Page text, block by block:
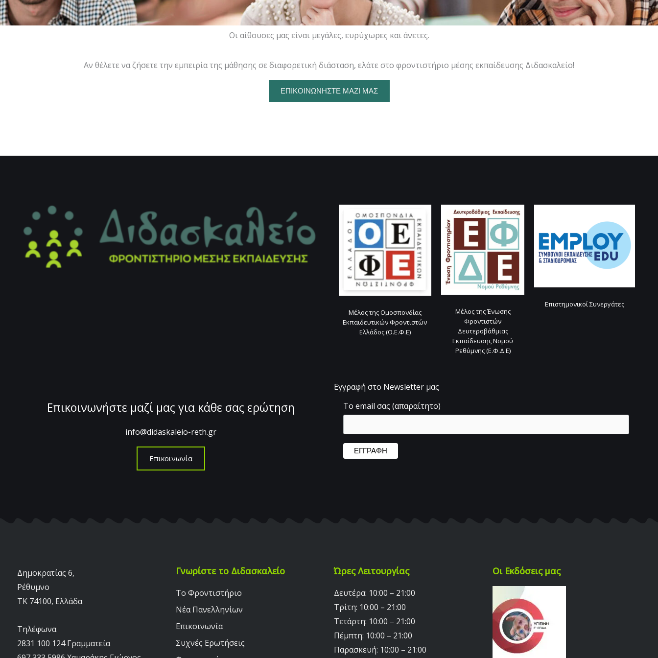
Οι αίθουσες μας είναι μεγάλες, ευρύχωρες και άνετες.
Αν θέλετε να ζήσετε την εμπειρία της μάθησης σε διαφορετική διάσταση, ελάτε στο φροντιστήριο μέσης εκπαίδευσης Διδασκαλείο!
ΕΠΙΚΟΙΝΩΝΉΣΤΕ ΜΑΖΊ ΜΑΣ
Μέλος της Ομοσπονδίας
Εκπαιδευτικών Φροντιστών
Ελλάδος (Ο.Ε.Φ.Ε)
Μέλος της Ένωσης
Φροντιστών
Δευτεροβάθμιας
Εκπαίδευσης Νομού
Ρεθύμνης (Ε.Φ.Δ.Ε)
Επιστημονικοί Συνεργάτες
Επικοινωνήστε μαζί μας για κάθε σας ερώτηση
info@didaskaleio-reth.gr
Επικοινωνία
Εγγραφή στο Newsletter μας
Το email σας (απαραίτητο)
Δημοκρατίας 6,
Ρέθυμνο
TK 74100, Ελλάδα
Τηλέφωνα
2831 100 124 Γραμματεία
Γνωρίστε το Διδασκαλείο
Το Φροντιστήριο
Νέα Πανελληνίων
Επικοινωνία
Συχνές Ερωτήσεις
Ώρες Λειτουργίας
Δευτέρα: 10:00 – 21:00
Τρίτη: 10:00 – 21:00
Τετάρτη: 10:00 – 21:00
Πέμπτη: 10:00 – 21:00
Παρασκευή: 10:00 – 21:00
Οι Εκδόσεις μας